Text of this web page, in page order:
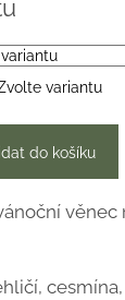
variantu
do košíku
věnec